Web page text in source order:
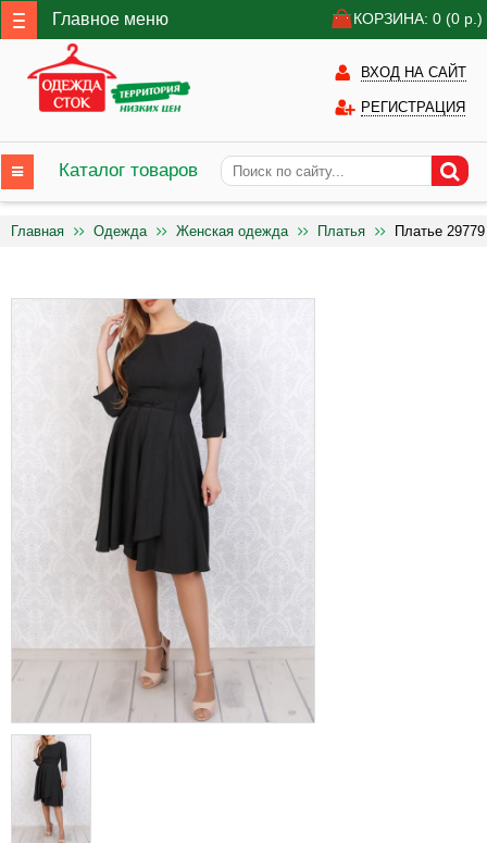
Главное меню КОРЗИНА: 0 (0 р.)
ВХОД НА САЙТ
РЕГИСТРАЦИЯ
Каталог товаров
Главная Одежда Женская одежда Платья Платье 29779